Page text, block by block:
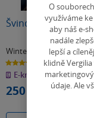
Švindl
Winter Renshawová
3.9
z
5
hvězdiček
E-kniha
250 Kč
O
využíváme
aby náš e-
nadále
lepší a
klidně
údaje. Ale